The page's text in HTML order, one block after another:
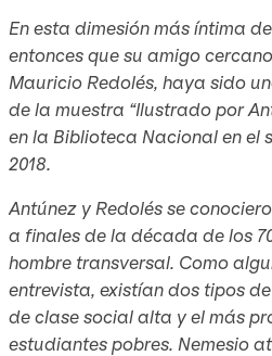
En esta dimesión más íntima
entonces que su amigo
Mauricio Redolés, haya sido
de la muestra “Ilustrado por
en la Biblioteca Nacional en el
2018.
Antúnez y Redolés se
a finales de la década de los
hombre transversal. Como
entrevista, existían dos tipos
de clase social alta y el más
estudiantes pobres. Nemesio